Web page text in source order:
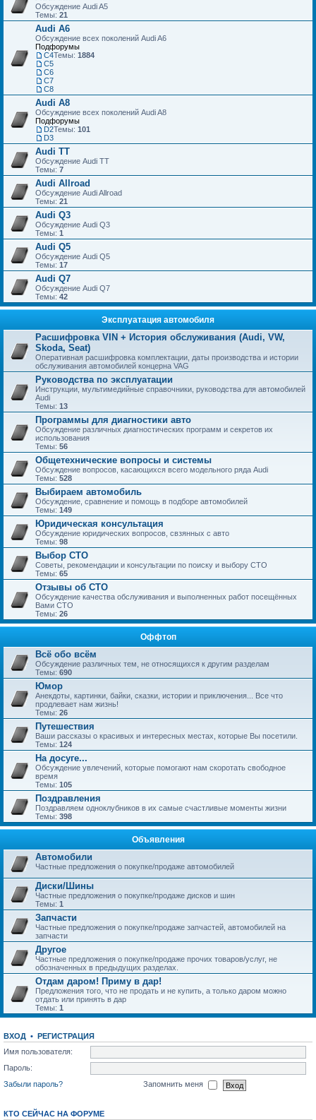
Обсуждение Audi A5
Темы: 21
Audi A6
Обсуждение всех поколений Audi A6
Подфорумы
C4
C5
C6
C7
С8
Темы: 1884
Audi A8
Обсуждение всех поколений Audi A8
Подфорумы
D2
D3
Темы: 101
Audi TT
Обсуждение Audi TT
Темы: 7
Audi Allroad
Обсуждение Audi Allroad
Темы: 21
Audi Q3
Обсуждение Audi Q3
Темы: 1
Audi Q5
Обсуждение Audi Q5
Темы: 17
Audi Q7
Обсуждение Audi Q7
Темы: 42
Эксплуатация автомобиля
Расшифровка VIN + История обслуживания (Audi, VW,
Skoda, Seat)
Оперативная расшифровка комплектации, даты производства и истории
обслуживания автомобилей концерна VAG
Руководства по эксплуатации
Инструкции, мультимедийные справочники, руководства для автомобилей
Audi
Темы: 13
Программы для диагностики авто
Обсуждение различных диагностических программ и секретов их
использования
Темы: 56
Общетехнические вопросы и системы
Обсуждение вопросов, касающихся всего модельного ряда Audi
Темы: 528
Выбираем автомобиль
Обсуждение, сравнение и помощь в подборе автомобилей
Темы: 149
Юридическая консультация
Обсуждение юридических вопросов, свзянных с авто
Темы: 98
Выбор СТО
Советы, рекомендации и консультации по поиску и выбору СТО
Темы: 65
Отзывы об СТО
Обсуждение качества обслуживания и выполненных работ посещённых
Вами СТО
Темы: 26
Оффтоп
Всё обо всём
Обсуждение различных тем, не относящихся к другим разделам
Темы: 690
Юмор
Анекдоты, картинки, байки, сказки, истории и приключения... Все что
продлевает нам жизнь!
Темы: 26
Путешествия
Ваши рассказы о красивых и интересных местах, которые Вы посетили.
Темы: 124
На досуге...
Обсуждение увлечений, которые помогают нам скоротать свободное
время
Темы: 105
Поздравления
Поздравляем одноклубников в их самые счастливые моменты жизни
Темы: 398
Объявления
Автомобили
Частные предложения о покупке/продаже автомобилей
Диски/Шины
Частные предложения о покупке/продаже дисков и шин
Темы: 1
Запчасти
Частные предложения о покупке/продаже запчастей, автомобилей на
запчасти
Другое
Частные предложения о покупке/продаже прочих товаров/услуг, не
обозначенных в предыдущих разделах.
Отдам даром! Приму в дар!
Предложения того, что не продать и не купить, а только даром можно
отдать или принять в дар
Темы: 1
ВХОД • РЕГИСТРАЦИЯ
Имя пользователя:
Пароль:
Забыли пароль?
Запомнить меня
КТО СЕЙЧАС НА ФОРУМЕ